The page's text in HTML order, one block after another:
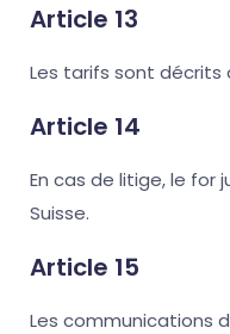
Article 13
Les tarifs sont décrits
Article 14
En cas de litige, le for
Suisse.
Article 15
Les communications